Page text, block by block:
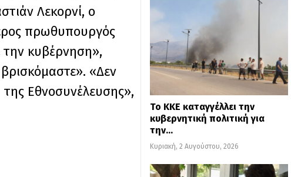
Λεκορνί, ο
πρωθυπουργός
την κυβέρνηση»,
«Δεν
Εθνοσυνέλευσης»,
Το ΚΚΕ καταγγέλλει την
κυβερνητική πολιτική για
την…
Κυριακή, 2 Αυγούστου, 2026